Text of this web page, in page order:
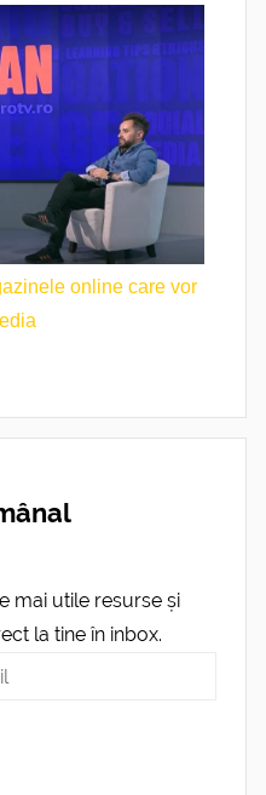
online care vor
mai utile resurse și
la tine în inbox.